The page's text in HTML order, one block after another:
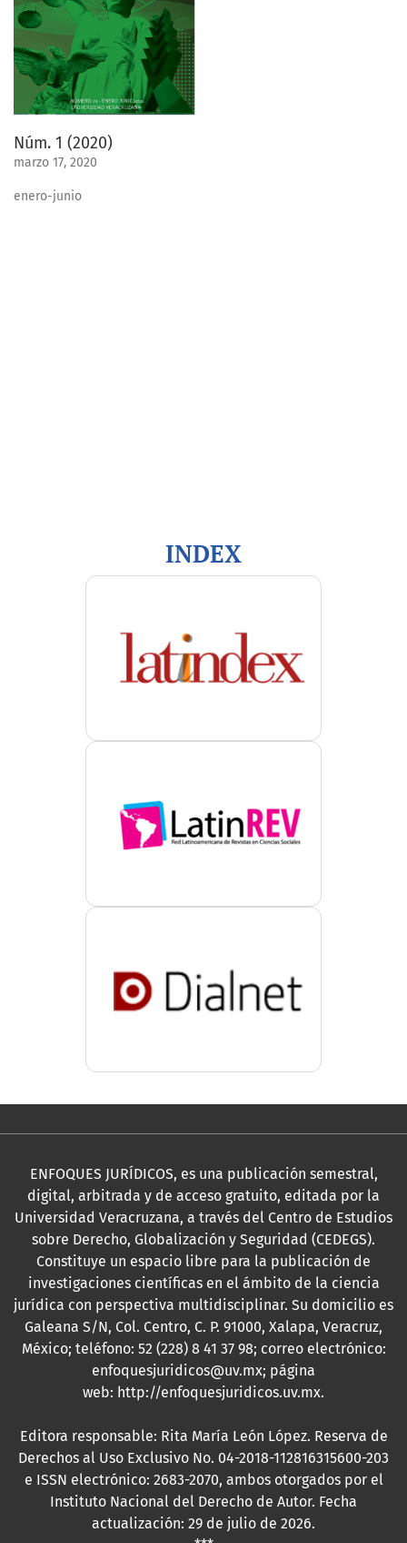
Núm. 1 (2020)
marzo 17, 2020
enero-junio
INDEX
ENFOQUES JURÍDICOS, es una publicación semestral,
digital, arbitrada y de acceso gratuito, editada por la
Universidad Veracruzana, a través del Centro de Estudios
sobre Derecho, Globalización y Seguridad (CEDEGS).
Constituye un espacio libre para la publicación de
investigaciones científicas en el ámbito de la ciencia
jurídica con perspectiva multidisciplinar. Su domicilio es
Galeana S/N, Col. Centro, C. P. 91000, Xalapa, Veracruz,
México; teléfono: 52 (228) 8 41 37 98; correo electrónico:
enfoquesjuridicos@uv.mx; página
web: http://enfoquesjuridicos.uv.mx.
Editora responsable: Rita María León López. Reserva de
Derechos al Uso Exclusivo No. 04-2018-112816315600-203
e ISSN electrónico: 2683-2070, ambos otorgados por el
Instituto Nacional del Derecho de Autor. Fecha
actualización: 29 de julio de 2026.